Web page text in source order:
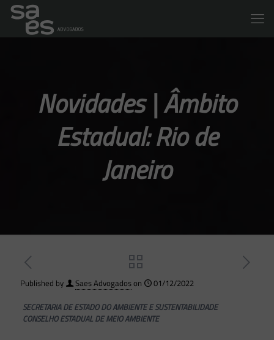
Novidades | Âmbito
Estadual: Rio de
Janeiro
Published by Saes Advogadoson
01/12/2022
SECRETARIA DE ESTADO DO AMBIENTE E SUSTENTABILIDADE
CONSELHO ESTADUAL DE MEIO AMBIENTE